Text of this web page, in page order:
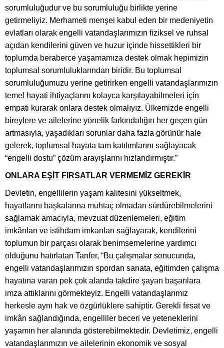
sorumluluğudur ve bu sorumluluğu birlikte yerine
getirmeliyiz. Merhameti menşei kabul eden bir medeniyetin
evlatları olarak engelli vatandaşlarımızın fiziksel ve ruhsal
açıdan kendilerini güven ve huzur içinde hissettikleri bir
toplumda beraberce yaşamamıza destek olmak hepimizin
toplumsal sorumluluklarından biridir. Bu toplumsal
sorumluluğumuzu yerine getirirken engelli vatandaşlarımızın
temel hayati ihtiyaçlarını kolayca karşılayabilmeleri için
empati kurarak onlara destek olmalıyız. Ülkemizde engelli
bireylere ve ailelerine yönelik farkındalığın her geçen gün
artmasıyla, yaşadıkları sorunlar daha fazla görünür hale
gelerek, toplumsal hayata tam katılımlarını sağlayacak
“engelli dostu” çözüm arayışlarını hızlandırmıştır.”
ONLARA EŞİT FIRSATLAR VERMEMİZ GEREKİR
Devletin, engellilerin yaşam kalitesini yükseltmek,
hayatlarını başkalarına muhtaç olmadan sürdürebilmelerini
sağlamak amacıyla, mevzuat düzenlemeleri, eğitim
imkânları ve istihdam imkanları sağlayarak, kendilerini
toplumun bir parçası olarak benimsemelerine yardımcı
olduğunu hatırlatan Tanfer, “Bu çalışmalar sonucunda,
engelli vatandaşlarımızın spordan sanata, eğitimden çalışma
hayatına varan pek çok alanda takdire şayan başarılara
imza attıklarını görmekteyiz. Engelli vatandaşlarımız
herkesle aynı hak ve özgürlüklere sahiptir. Gerekli fırsat ve
imkân sağlandığında, engelliler beceri ve yeteneklerini
yaşamın her alanında gösterebilmektedir. Devletimiz, engelli
vatandaşlarımızın ve ailelerinin ekonomik ve sosyal